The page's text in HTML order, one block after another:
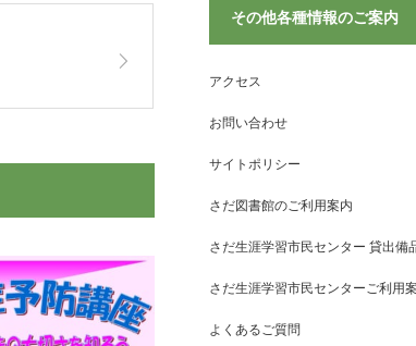
その他各種情報のご案内
アクセス
お問い合わせ
サイトポリシー
さだ図書館のご利用案内
さだ生涯学習市民センター 貸出備
さだ生涯学習市民センターご利用
よくあるご質問